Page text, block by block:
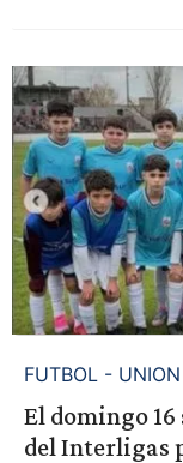
FUTBOL -
El domingo 16
del Interligas